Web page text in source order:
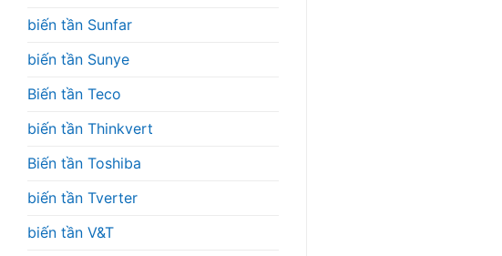
biến tần Sunfar
biến tần Sunye
Biến tần Teco
biến tần Thinkvert
Biến tần Toshiba
biến tần Tverter
biến tần V&T